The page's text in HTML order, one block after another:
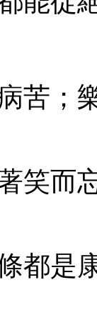
苦；
笑而
都是